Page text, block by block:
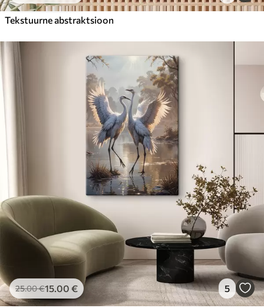
Tekstuurne abstraktsioon
25.00€15.00 € 5